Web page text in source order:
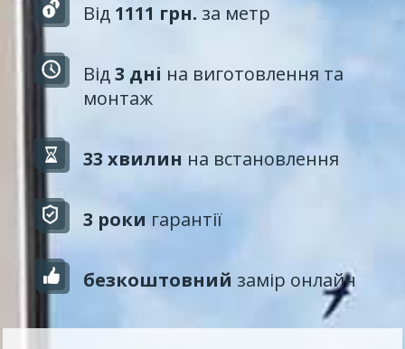
Від 1111 грн. за метр
Від3 дні на виготовлення та
монтаж
33 хвилин на встановлення
3 роки гарантії
безкоштовний замір онлайн